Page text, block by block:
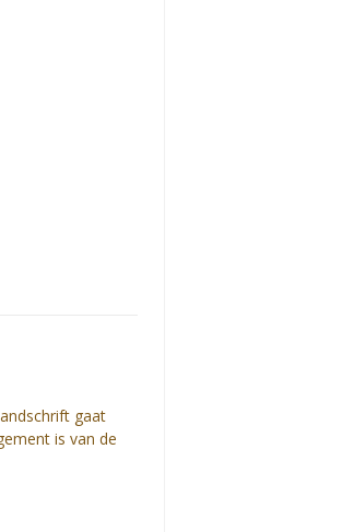
gaat
is van de